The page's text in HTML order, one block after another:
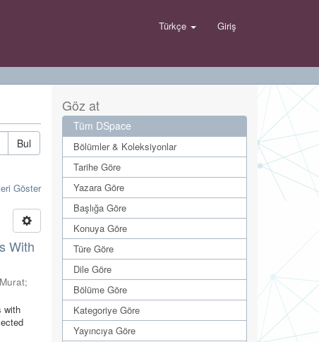
Türkçe Giriş
Bul
Göster
With
;
with
Göz at
Tüm DSpace
Bölümler & Koleksiyonlar
Tarihe Göre
Yazara Göre
Başlığa Göre
Konuya Göre
Türe Göre
Dile Göre
Bölüme Göre
Kategoriye Göre
Yayıncıya Göre